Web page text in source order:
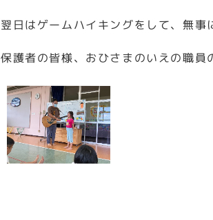
翌日はゲームハイキングをして、無事
保護者の皆様、おひさまのいえの職員